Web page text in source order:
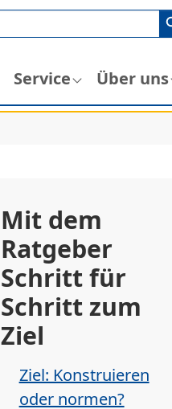
Service Über uns
Mit dem
Ratgeber
Schritt für
Schritt zum
Ziel
Ziel: Konstruieren
oder normen?